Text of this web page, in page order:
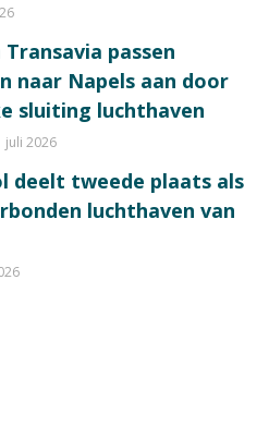
Transavia passen
naar Napels aan door
sluiting luchthaven
juli 2026
deelt tweede plaats als
luchthaven van